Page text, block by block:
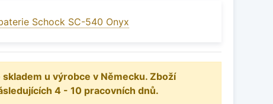
Schock SC-540 Onyx
u výrobce v Německu. Zboží
4 - 10 pracovních dnů.